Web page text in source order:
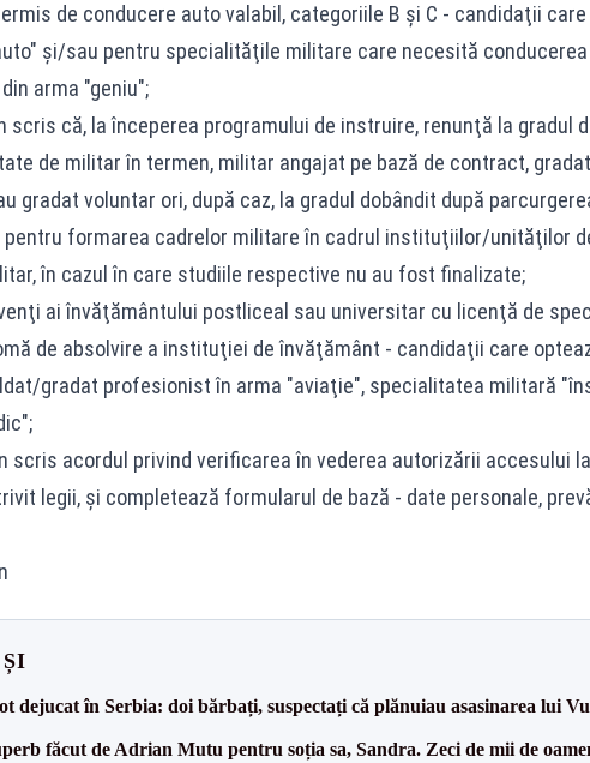
de conducere auto valabil, categoriile B şi C - candidaţii
şi/sau pentru specialităţile militare care necesită
arma "geniu";
scris că, la începerea programului de instruire, renunţă la gradul
de militar în termen, militar angajat pe bază de contract, gradat
gradat voluntar ori, după caz, la gradul dobândit după
pentru formarea cadrelor militare în cadrul instituţiilor/unităţilor
în cazul în care studiile respective nu au fost finalizate;
ai învăţământului postliceal sau universitar cu licenţă de
de absolvire a instituţiei de învăţământ - candidaţii care
gradat profesionist în arma "aviaţie", specialitatea militară
scris acordul privind verificarea în vederea autorizării accesului
legii, şi completează formularul de bază - date personale,
dejucat în Serbia: doi bărbați, suspectați că plănuiau asasinarea lui
făcut de Adrian Mutu pentru soția sa, Sandra. Zeci de mii de